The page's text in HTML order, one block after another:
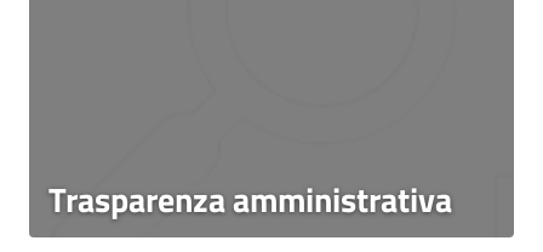
Trasparenza amministrativa